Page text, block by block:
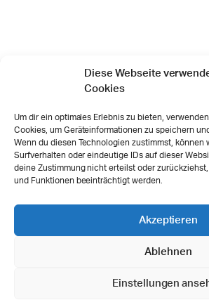
Diese Webseite
Cookies
Um dir ein optimales Erlebnis zu bieten,
Cookies, um Geräteinformationen zu speichern
Wenn du diesen Technologien zustimmst, können
Surfverhalten oder eindeutige IDs auf dieser
deine Zustimmung nicht erteilst oder
und Funktionen beeinträchtigt werden.
Akzeptieren
Ablehnen
Einstellungen